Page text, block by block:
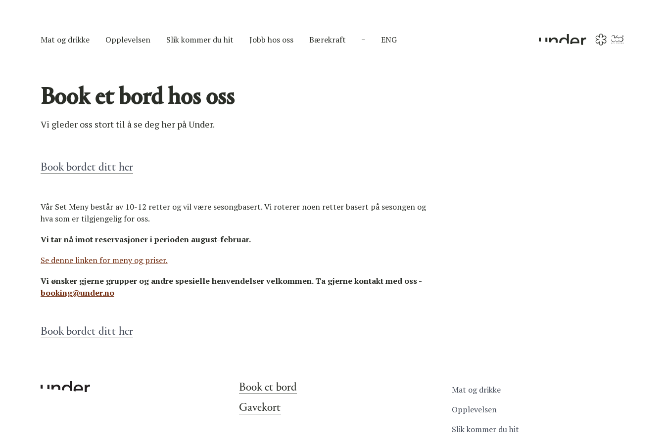
ENG
Mat og drikke Opplevelsen Slik kommer du hit Jobb hos oss Bærekraft
Book et bord hos oss
Vi gleder oss stort til å se deg her på Under.
Book bordet ditt her
Vår Set Meny består av 10-12 retter og vil være sesongbasert. Vi roterer noen retter basert på sesongen og
hva som er tilgjengelig for oss.
Vi tar nå imot reservasjoner i perioden august-februar.
Se denne linken for meny og priser.
Vi ønsker gjerne grupper og andre spesielle henvendelser velkommen. Ta gjerne kontakt med oss -
booking@under.no
Book bordet ditt her
Book et bord
Gavekort
Mat og drikke
Opplevelsen
Slik kommer du hit